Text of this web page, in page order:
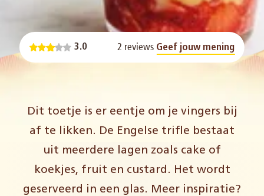
3.0 2 reviews Geef jouw mening
Dit toetje is er eentje om je vingers bij
af te likken. De Engelse trifle bestaat
uit meerdere lagen zoals cake of
koekjes, fruit en custard. Het wordt
geserveerd in een glas. Meer inspiratie?